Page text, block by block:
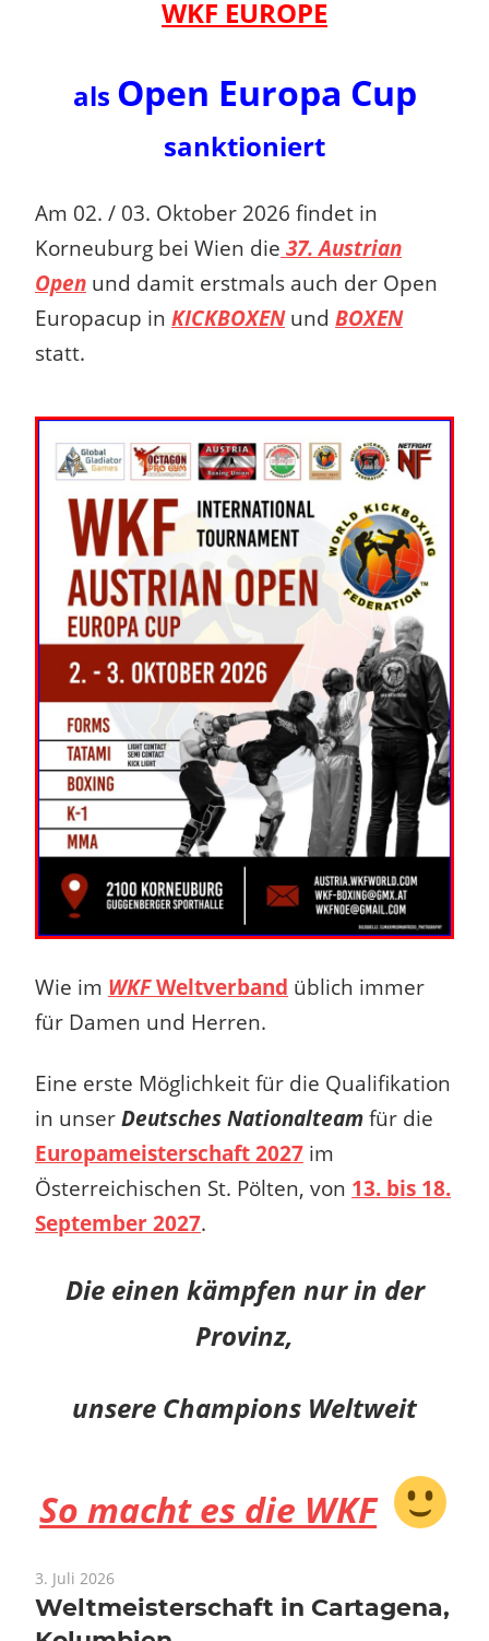
WKF EUROPE
als Open Europa Cup
sanktioniert
Am 02. / 03. Oktober 2026 findet in
Korneuburg bei Wien die 37. Austrian
Open und damit erstmals auch der Open
Europacup in KICKBOXENund BOXEN
statt.
Wie im WKFWeltverband üblich immer
für Damen und Herren.
Eine erste Möglichkeit für die Qualifikation
in unser Deutsches Nationalteam für die
Europameisterschaft 2027 im
Österreichischen St. Pölten, von 13. bis 18.
September 2027.
Die einen kämpfen nur in der
Provinz,
unsere Champions Weltweit
So macht es die WKF
3. Juli 2026
Weltmeisterschaft in Cartagena,